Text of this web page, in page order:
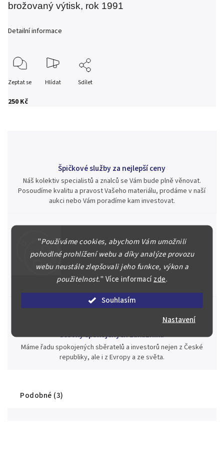
"Používáme cookies, abychom Vám umožnili
pohodlné prohlížení webu a díky analýze provozu
webu neustále zlepšovali jeho funkce, výkon a
použitelnost." Více informacízde.
Souhlasím
Nastavení
250 Kč
brožovaný výtisk, rok 1991
Detailní informace
Zeptat se Hlídat Sdílet
Špičkové služby za nejlepší ceny
Náš kolektiv specialistů a znalců se Vám bude plně věnovat.
Posoudíme kvalitu a pravost Vašeho materiálu, prodáme v naší
aukci nebo Vám poradíme kam investovat.
Jsme zde pro Vás nepřetržitě již od roku 2000
Během té doby jsme v našich aukcích prodali významné sbírky i
jednotlivé kusy unikátních mincí, bankovek, řádů a vyznamenání
za rekordní ceny.
Stovky spokojených zákazníků
Máme řadu spokojených sběratelů a investorů nejen z České
republiky, ale i z Evropy a ze světa.
Podobné (3)